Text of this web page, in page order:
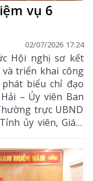
vụ 6
02/07/2026 17:24
Hội nghị sơ kết
triển khai công
biểu chỉ đạo
– Ủy viên Ban
trực UBND
ủy viên, Giám
Giám đốc Sở
Hội nghị được tổ
cầu tỉnh đến